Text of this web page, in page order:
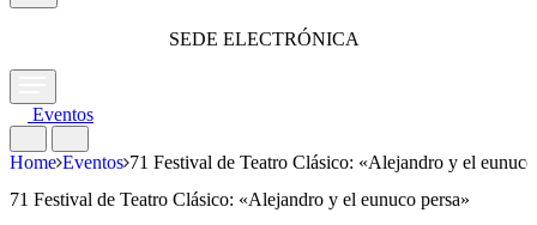
SEDE ELECTRÓNICA
Eventos
Home Eventos 71 Festival de Teatro Clásico: «Alejandro y el
71 Festival de Teatro Clásico: «Alejandro y el eunuco persa»